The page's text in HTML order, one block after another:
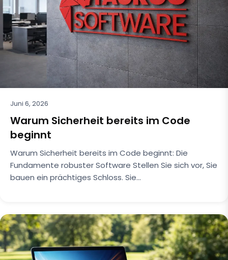
Juni 6, 2026
Warum Sicherheit bereits im Code
beginnt
Warum Sicherheit bereits im Code beginnt: Die
Fundamente robuster Software Stellen Sie sich vor, Sie
bauen ein prächtiges Schloss. Sie…